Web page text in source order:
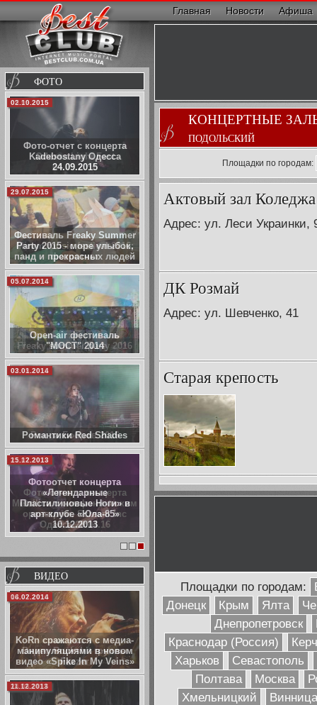
Главная Новости Афиша
ФОТО
Фото-отчет с концерта
Kadebostany Одесса
24.09.2015
02.10.2015
Фестиваль Freaky Summer
Party 2015 - море улыбок,
панд и прекрасных людей
29.07.2015
Open-air фестиваль
"МОСТ" 2014
05.07.2014
Романтики Red Shades
03.01.2014
Фотоотчет концерта
«Легендарные
Пластилиновые Ноги» в
арт-клубе «Юла-85»
10.12.2013
15.12.2013
ВИДЕО
KoRn сражаются с медиа-
манипуляциями в новом
видео «Spike In My Veins»
06.02.2014
11.12.2013
КОНЦЕРТНЫЕ
ПОДОЛЬСКИЙ
Площадки по городам:
Актовый зал
Адрес: ул. Леси Украинки,
ДК Розмай
Адрес: ул. Шевченко, 41
Старая крепость
Площадки по городам:
Донецк
Крым Ялта
Днепропетровск
Краснодар (Россия)
Харьков
Севастополь
Полтава
Москва
Хмельницкий
Винница